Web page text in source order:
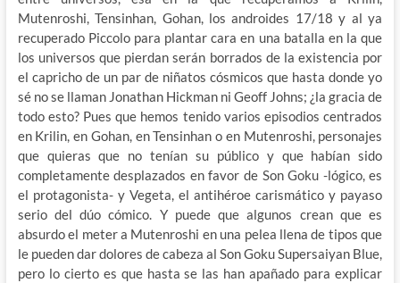
Mutenroshi, Tensinhan, Gohan, los androides 17/18 y al ya
recuperado Piccolo para plantar cara en una batalla en la que
los universos que pierdan serán borrados de la existencia por
el capricho de un par de niñatos cósmicos que hasta donde yo
sé no se llaman Jonathan Hickman ni Geoff Johns; ¿la gracia de
todo esto? Pues que hemos tenido varios episodios centrados
en Krilin, en Gohan, en Tensinhan o en Mutenroshi, personajes
que quieras que no tenían su público y que habían sido
completamente desplazados en favor de Son Goku -lógico, es
el protagonista- y Vegeta, el antihéroe carismático y payaso
serio del dúo cómico. Y puede que algunos crean que es
absurdo el meter a Mutenroshi en una pelea llena de tipos que
le pueden dar dolores de cabeza al Son Goku Supersaiyan Blue,
pero lo cierto es que hasta se las han apañado para explicar